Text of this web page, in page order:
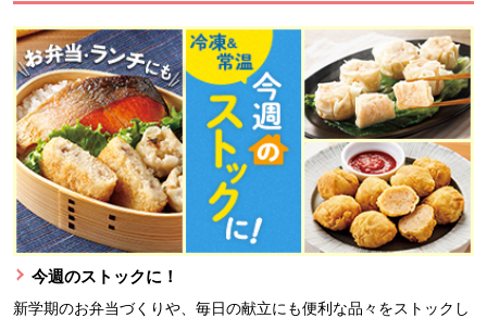
今週のストックに！
新学期のお弁当づくりや、毎日の献立にも便利な品々をストックし